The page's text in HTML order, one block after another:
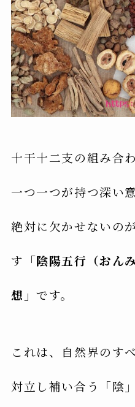
十干十二支の組み合
一つ一つが持つ深い
絶対に欠かせないの
す 「陰陽五行（おん
想」です。
これは、自然界のす
対立し補い合う「陰